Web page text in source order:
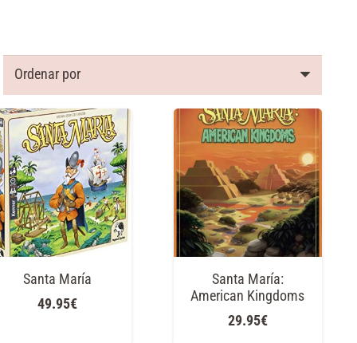
Santa María
49.95€
Santa María:
American Kingdoms
29.95€